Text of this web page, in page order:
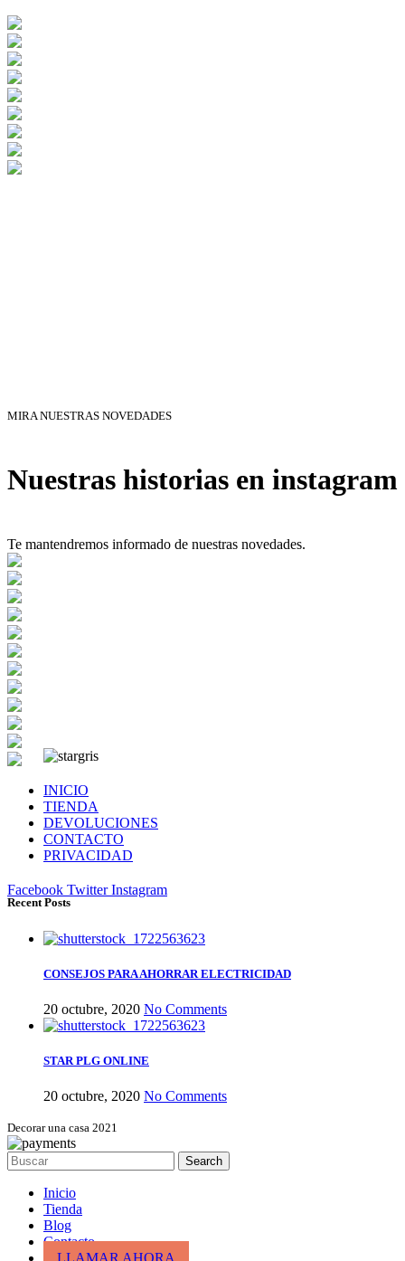
MIRA NUESTRAS NOVEDADES
Nuestras historias en instagram
Te mantendremos informado de nuestras novedades.
INICIO
TIENDA
DEVOLUCIONES
CONTACTO
PRIVACIDAD
Facebook Twitter Instagram
Recent Posts
CONSEJOS PARA AHORRAR ELECTRICIDAD
20 octubre, 2020 No Comments
STAR PLG ONLINE
20 octubre, 2020 No Comments
Decorar una casa 2021
Search
Inicio
Tienda
Blog
Contacto